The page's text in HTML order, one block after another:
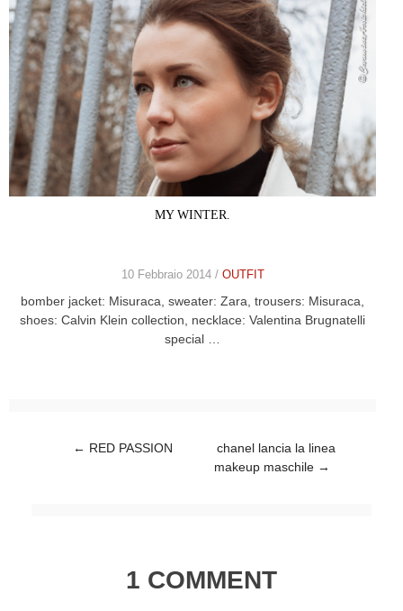
MY WINTER.
10 Febbraio 2014 / OUTFIT
bomber jacket: Misuraca, sweater: Zara, trousers: Misuraca,
shoes: Calvin Klein collection, necklace: Valentina Brugnatelli
special …
Post navigation
← RED PASSION
chanel lancia la linea
makeup maschile →
1 COMMENT